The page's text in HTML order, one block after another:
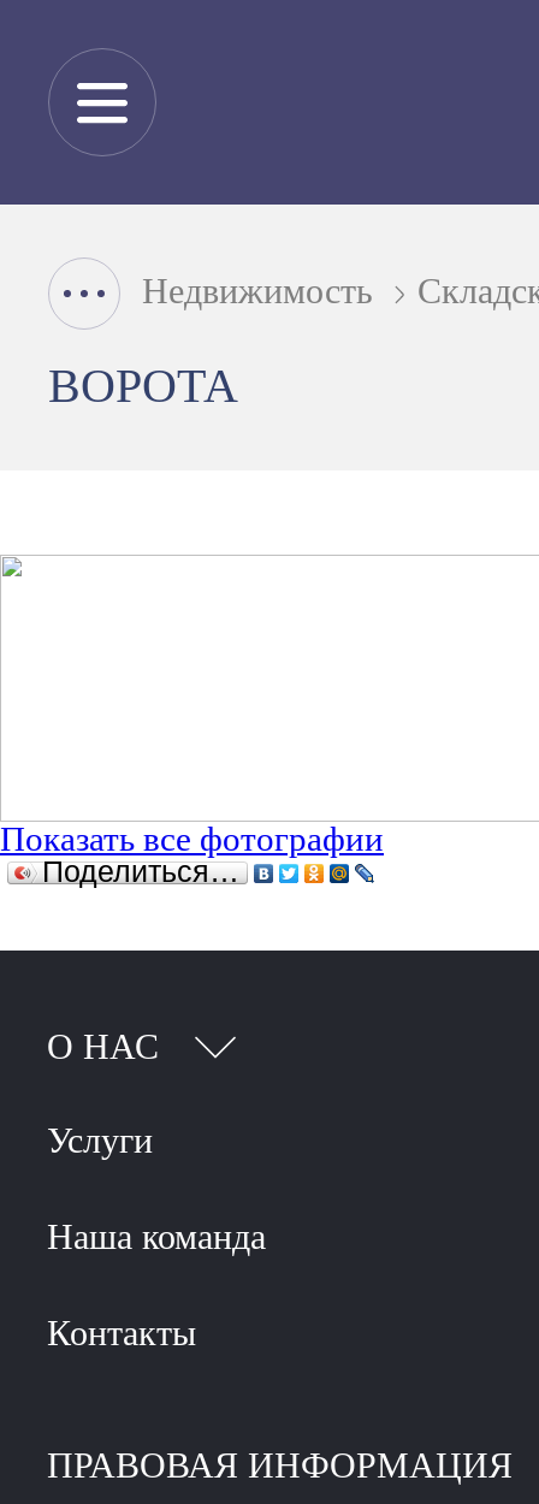
Недвижимость
ВОРОТА
Показать все фотографии
Поделиться…
О НАС
Услуги
Наша команда
Контакты
ПРАВОВАЯ ИНФОРМАЦИЯ